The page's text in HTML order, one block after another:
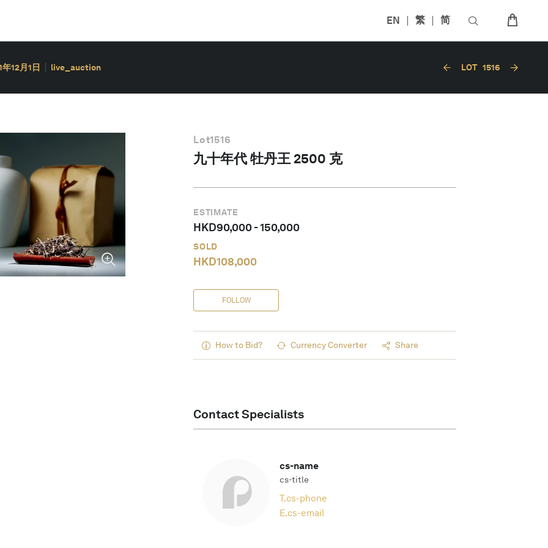
EN 繁 简
12月1日 live_auction LOT 1516
Lot1516
九十年代 牡丹王 2500 克
ESTIMATE
HKD90,000-150,000
SOLD
HKD108,000
FOLLOW
How to Bid? Currency Converter Share
Contact Specialists
cs-name
cs-title
T.cs-phone
E.cs-email